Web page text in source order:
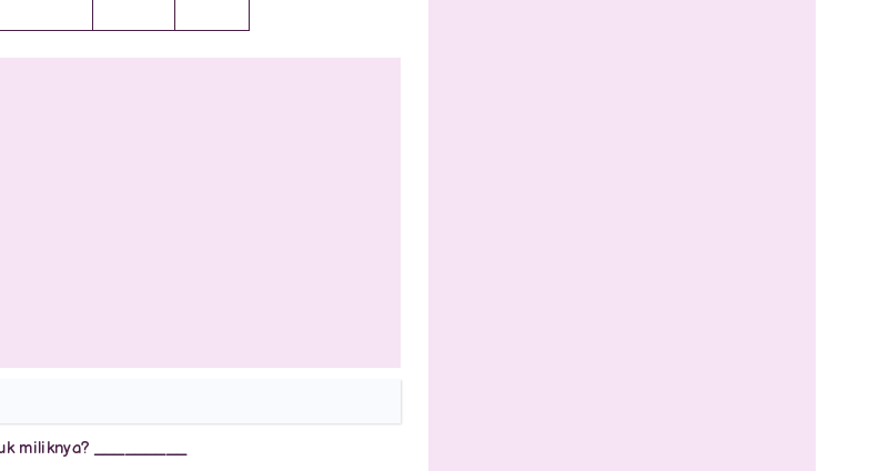
miliknya? _________